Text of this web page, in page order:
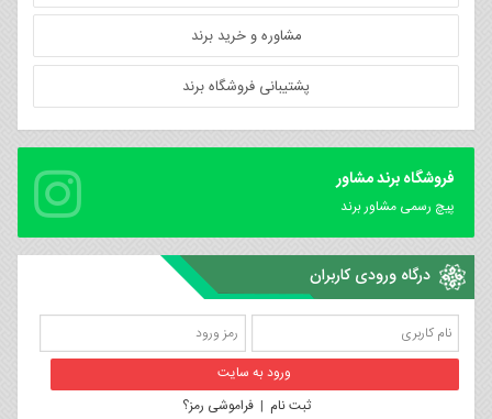
مشاوره و خرید برند
پشتیبانی فروشگاه برند
فروشگاه برند مشاور
پیچ رسمی مشاور برند
درگاه ورودی کاربران
ثبت نام |فراموشی رمز؟